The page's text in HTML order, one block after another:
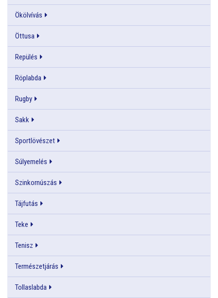
Ökölvívás
Öttusa
Repülés
Röplabda
Rugby
Sakk
Sportlövészet
Súlyemelés
Szinkornúszás
Tájfutás
Teke
Tenisz
Természetjárás
Tollaslabda